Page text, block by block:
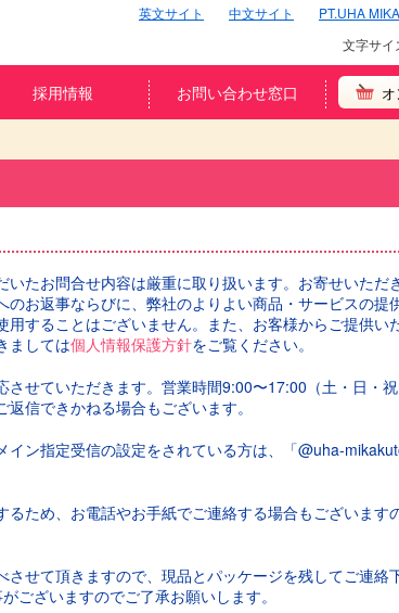
英文サイト 中文サイト
PT.UHA
文字サイ
採用情報 お問い合わせ窓口
いたお問合せ内容は厳重に取り扱います。お寄せいただ
のお返事ならびに、弊社のよりよい商品・サービスの提
用することはございません。また、お客様からご提供い
ましては個人情報保護方針をご覧ください。
せていただきます。営業時間9:00〜17:00（土・日・祝
信できかねる場合もございます。
イン指定受信の設定をされている方は、「@uha-
ため、お電話やお手紙でご連絡する場合もございます
せて頂きますので、現品とパッケージを残してご連絡
ございますのでご了承お願いします。